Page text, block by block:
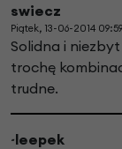
swiecz
Piątek, 13-06-2014 09:59
Solidna i
trochę
trudne.
~leepek